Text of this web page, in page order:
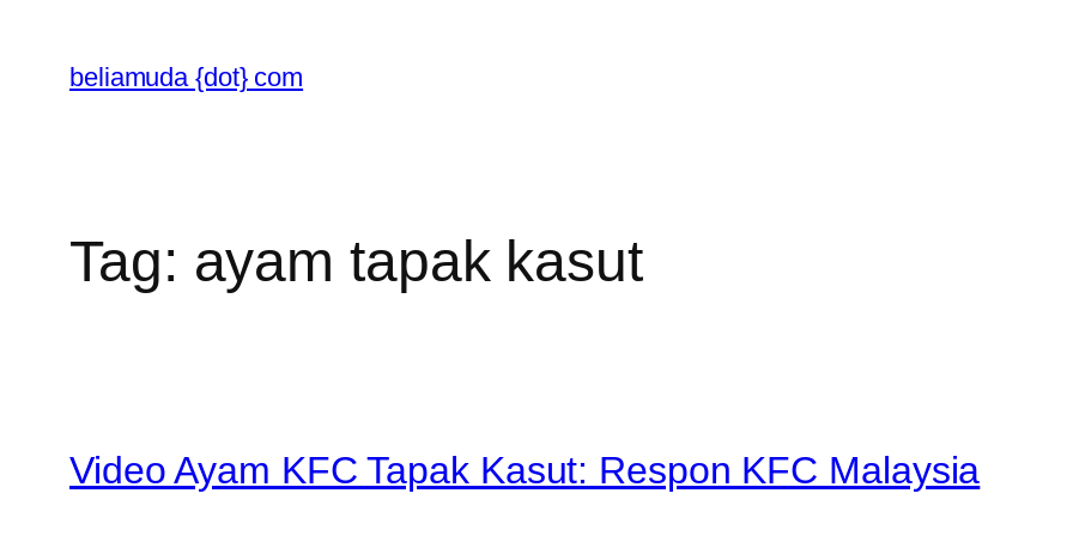
content
beliamuda {dot} com
Tag: ayam tapak kasut
Video Ayam KFC Tapak Kasut: Respon KFC Malaysia